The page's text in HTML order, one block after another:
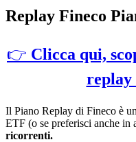
Replay Fineco
👉 Clicca qui,
replay
Il Piano Replay di Fineco è
ETF (o se preferisci anche in
ricorrenti.